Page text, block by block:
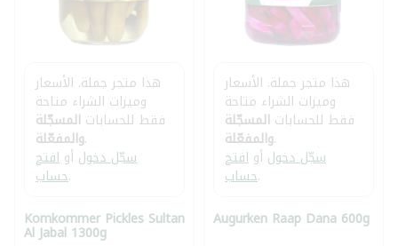
هذا متجر جملة. الأسعار
وميزات الشراء متاحة
فقط للحسابات المسجّلة
والمفعّلة.
سجّل دخول أو افتح
حساب.
Komkommer Pickles Sultan
Al Jabal 1300g
هذا متجر جملة. الأسعار
وميزات الشراء متاحة
فقط للحسابات المسجّلة
والمفعّلة.
سجّل دخول أو افتح
حساب.
Augurken Raap Dana 600g